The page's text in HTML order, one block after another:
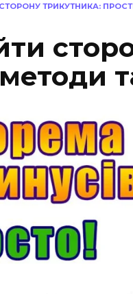
ТРИКУТНИКА:
методи